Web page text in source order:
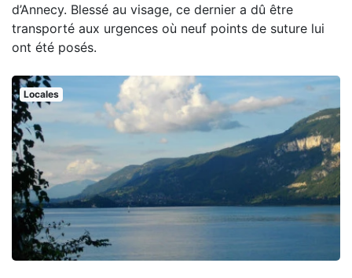
d’Annecy. Blessé au visage, ce dernier a dû être
transporté aux urgences où neuf points de suture lui
ont été posés.
Locales